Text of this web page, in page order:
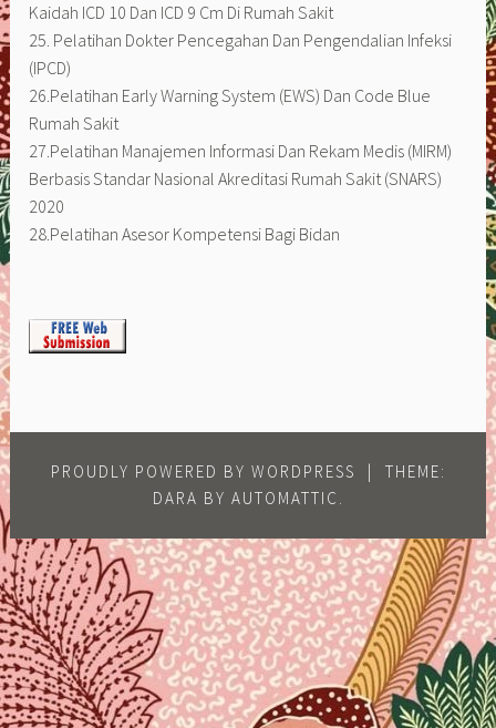
Kaidah ICD 10 Dan ICD 9 Cm Di Rumah Sakit
25. Pelatihan Dokter Pencegahan Dan Pengendalian Infeksi
(IPCD)
26.Pelatihan Early Warning System (EWS) Dan Code Blue
Rumah Sakit
27.Pelatihan Manajemen Informasi Dan Rekam Medis (MIRM)
Berbasis Standar Nasional Akreditasi Rumah Sakit (SNARS)
2020
28.Pelatihan Asesor Kompetensi Bagi Bidan
PROUDLY POWERED BY WORDPRESS |
THEME:
DARA BY AUTOMATTIC .